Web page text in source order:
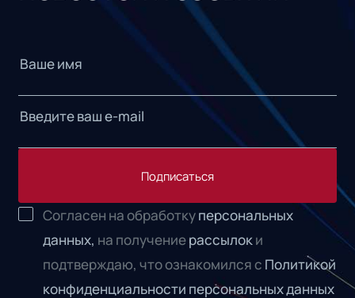
Подписаться
Согласен на обработкуперсональных
данных, на получениерассылоки
подтверждаю, что ознакомился с Политикой
конфиденциальности персональных данных